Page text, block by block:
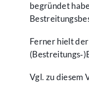
begründet
Ferner hielt
Vgl. zu diesem